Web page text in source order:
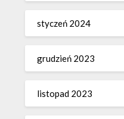
styczeń 2024
grudzień 2023
listopad 2023